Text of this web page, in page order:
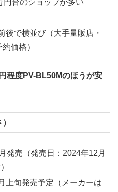
円台のショップが多い
後で横並び（大手量販店・
価格）
程度PV-BL50Mのほうが安
発売（発売日：2024年12月
上旬発売予定（メーカーは